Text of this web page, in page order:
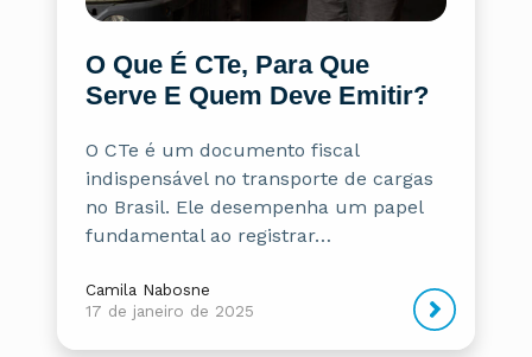
O Que É CTe, Para Que
Serve E Quem Deve Emitir?
O CTe é um documento fiscal
indispensável no transporte de cargas
no Brasil. Ele desempenha um papel
fundamental ao registrar…
Camila Nabosne
17 de janeiro de 2025